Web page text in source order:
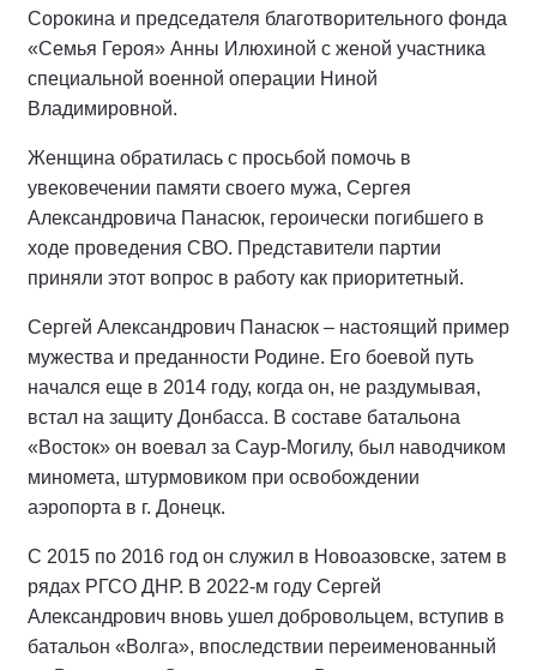
Сорокина и председателя благотворительного фонда
«Семья Героя» Анны Илюхиной с женой участника
специальной военной операции Ниной
Владимировной.
Женщина обратилась с просьбой помочь в
увековечении памяти своего мужа, Сергея
Александровича Панасюк, героически погибшего в
ходе проведения СВО. Представители партии
приняли этот вопрос в работу как приоритетный.
Сергей Александрович Панасюк – настоящий пример
мужества и преданности Родине. Его боевой путь
начался еще в 2014 году, когда он, не раздумывая,
встал на защиту Донбасса. В составе батальона
«Восток» он воевал за Саур-Могилу, был наводчиком
миномета, штурмовиком при освобождении
аэропорта в г. Донецк.
С 2015 по 2016 год он служил в Новоазовске, затем в
рядах РГСО ДНР. В 2022-м году Сергей
Александрович вновь ушел добровольцем, вступив в
батальон «Волга», впоследствии переименованный